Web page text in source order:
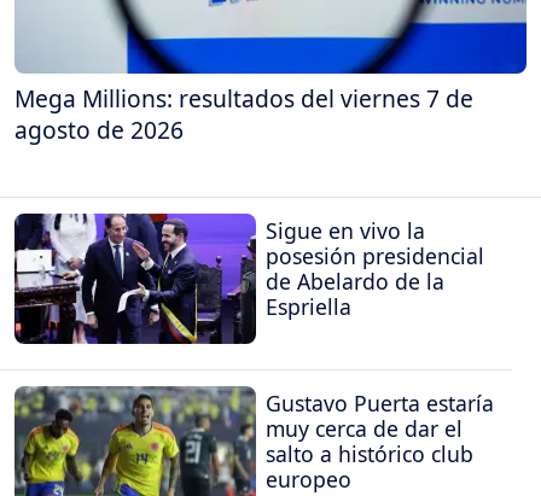
Mega Millions: resultados del viernes 7 de
agosto de 2026
Sigue en vivo la
posesión presidencial
de Abelardo de la
Espriella
Gustavo Puerta estaría
muy cerca de dar el
salto a histórico club
europeo